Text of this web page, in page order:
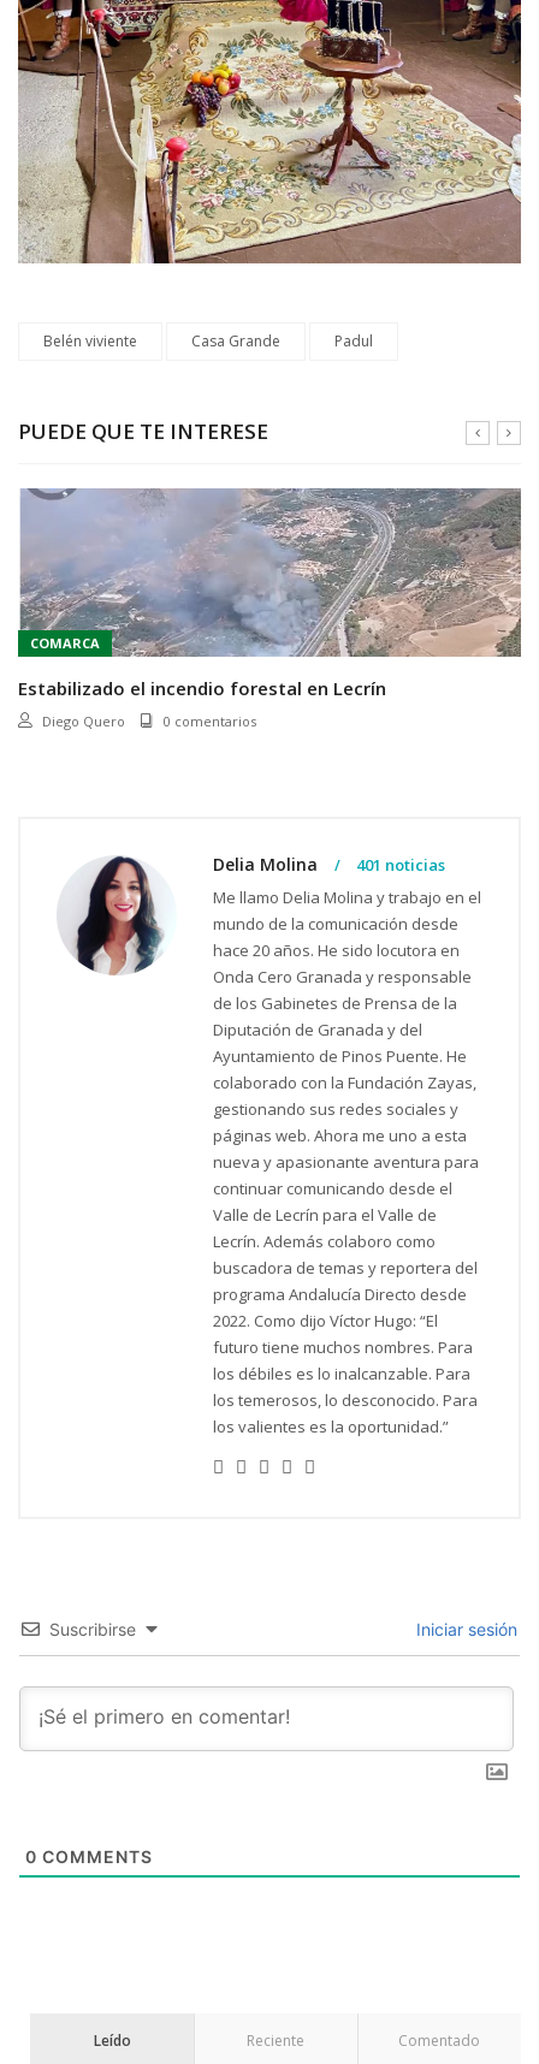
Belén viviente Casa Grande Padul
PUEDE QUE TE INTERESE
COMARCA
Estabilizado el incendio forestal en Lecrín
Diego Quero 0 comentarios
Delia Molina
401 noticias
Me llamo Delia Molina y trabajo en el
mundo de la comunicación desde
hace 20 años. He sido locutora en
Onda Cero Granada y responsable
de los Gabinetes de Prensa de la
Diputación de Granada y del
Ayuntamiento de Pinos Puente. He
colaborado con la Fundación Zayas,
gestionando sus redes sociales y
páginas web. Ahora me uno a esta
nueva y apasionante aventura para
continuar comunicando desde el
Valle de Lecrín para el Valle de
Lecrín. Además colaboro como
buscadora de temas y reportera del
programa Andalucía Directo desde
2022. Como dijo Víctor Hugo: “El
futuro tiene muchos nombres. Para
los débiles es lo inalcanzable. Para
los temerosos, lo desconocido. Para
los valientes es la oportunidad.”
Suscribirse Iniciar sesión
0 COMMENTS
Leído Reciente Comentado